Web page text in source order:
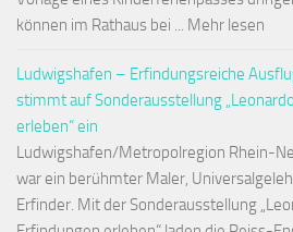
können im Rathaus bei ... Mehr lesen
Ludwigshafen – Erfindungsreiche
stimmt auf Sonderausstellung
erleben“ ein
Ludwigshafen/Metropolregion Rhein-
war ein berühmter Maler,
Erfinder. Mit der Sonderausstellung